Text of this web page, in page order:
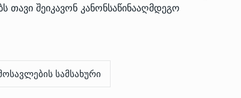
შეიკავონ კანონსაწინააღმდეგო
სამსახური